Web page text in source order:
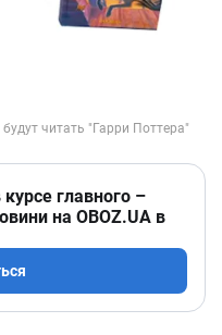
главного –
на OBOZ.UA в